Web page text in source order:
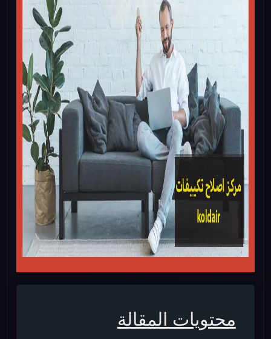
محتويات المقالة